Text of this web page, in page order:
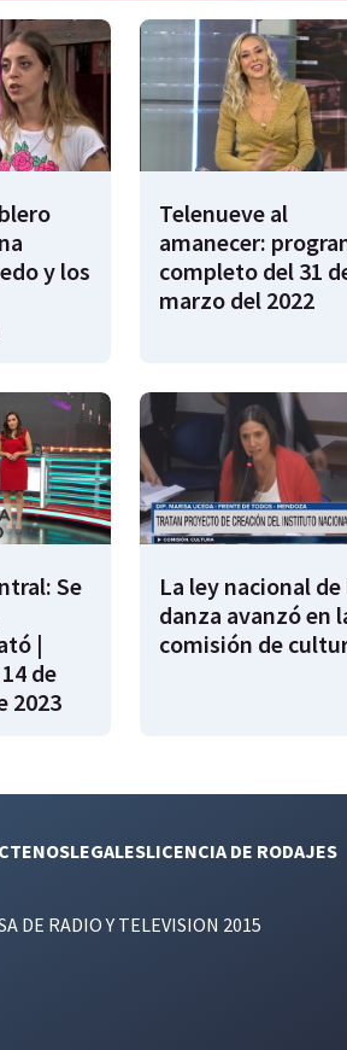
y los
Telenueve al
amanecer:
completo del 31
marzo del 2022
Se
|
de
2023
La ley nacional de
danza avanzó en
comisión de
LEGALESLICENCIA DE RODAJES
DE RADIO Y TELEVISION 2015